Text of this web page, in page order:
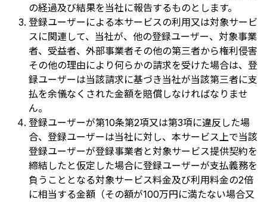
の経過及び結果を当社に報告するものとします。
登録ユーザーによる本サービスの利用又は対象サービ
スに関連して、当社が、他の登録ユーザー、対象事業
者、受益者、外部事業者その他の第三者から権利侵害
その他の理由により何らかの請求を受けた場合は、登
録ユーザーは当該請求に基づき当社が当該第三者に支
払を余儀なくされた金額を賠償しなければなりませ
ん。
登録ユーザーが第10条第2項又は第3項に違反した場
合、登録ユーザーは当社に対し、本サービス上で当該
登録ユーザーが登録事業者と対象サービス提供契約を
締結したと仮定した場合に登録ユーザーが支払義務を
負うこととなる対象サービス料金及び利用料金の2倍
に相当する金額（その額が100万円に満たない場合又